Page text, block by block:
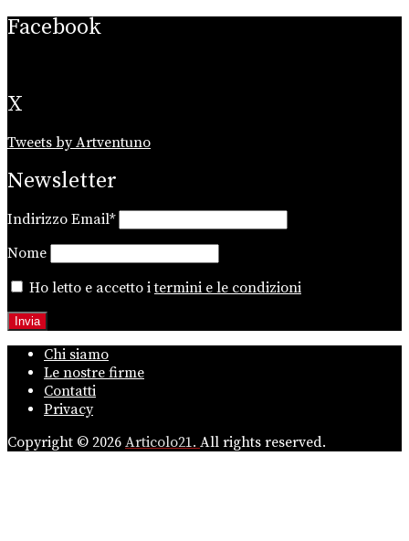
Facebook
X
Tweets by Artventuno
Newsletter
Indirizzo Email*
Nome
Ho letto e accetto itermini e le condizioni
Chi siamo
Le nostre firme
Contatti
Privacy
Copyright © 2026 Articolo21. All rights reserved.